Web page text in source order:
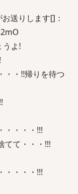
送りします[]：
うよ!
・・!!帰りを待つ
・・・・!!!
てて・・・!!!
・・・・!!!